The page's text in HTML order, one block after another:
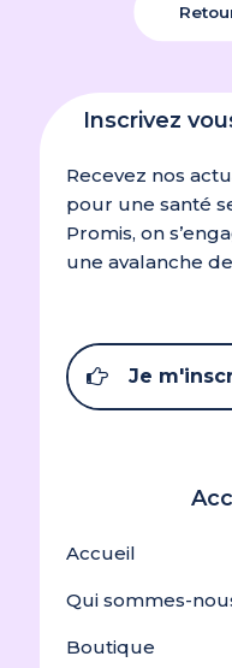
Inscrivez
Recevez nos
pour une santé
Promis, on
une avalanche
Je
Accueil
Qui sommes-
Boutique